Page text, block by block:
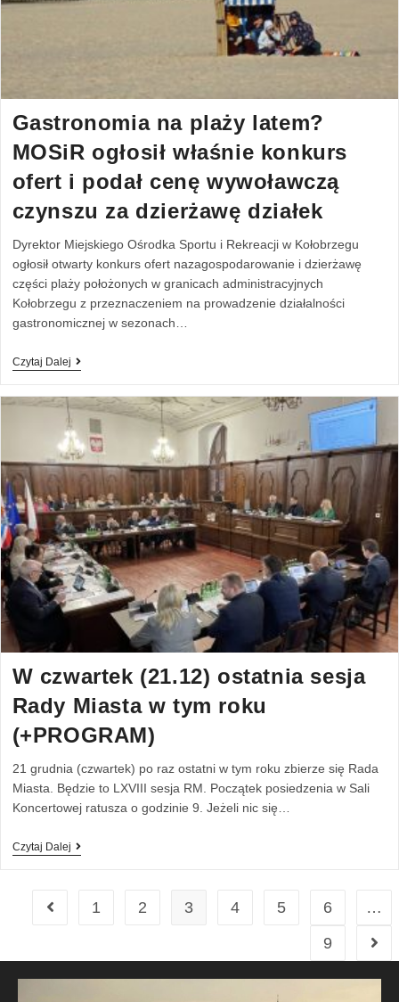
Gastronomia na plaży latem?
MOSiR ogłosił właśnie konkurs
ofert i podał cenę wywoławczą
czynszu za dzierżawę działek
Dyrektor Miejskiego Ośrodka Sportu i Rekreacji w Kołobrzegu
ogłosił otwarty konkurs ofert nazagospodarowanie i dzierżawę
części plaży położonych w granicach administracyjnych
Kołobrzegu z przeznaczeniem na prowadzenie działalności
gastronomicznej w sezonach…
Czytaj Dalej
W czwartek (21.12) ostatnia sesja
Rady Miasta w tym roku
(+PROGRAM)
21 grudnia (czwartek) po raz ostatni w tym roku zbierze się Rada
Miasta. Będzie to LXVIII sesja RM. Początek posiedzenia w Sali
Koncertowej ratusza o godzinie 9. Jeżeli nic się…
Czytaj Dalej
1 2 3 4 5 6
…
9